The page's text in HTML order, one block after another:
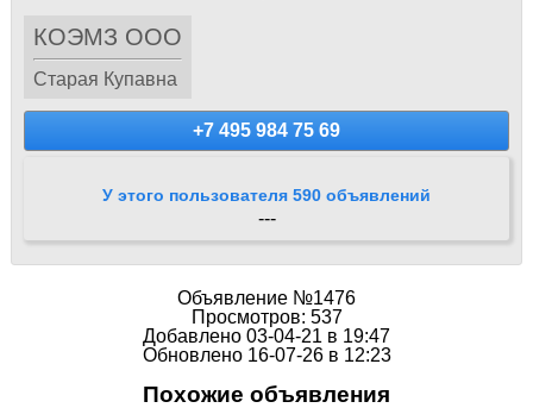
КОЭМЗ ООО
Старая Купавна
+7 495 984 75 69
У этого пользователя 590 объявлений
---
Объявление №1476
Просмотров: 537
Добавлено 03-04-21 в 19:47
Обновлено 16-07-26 в 12:23
Похожие объявления